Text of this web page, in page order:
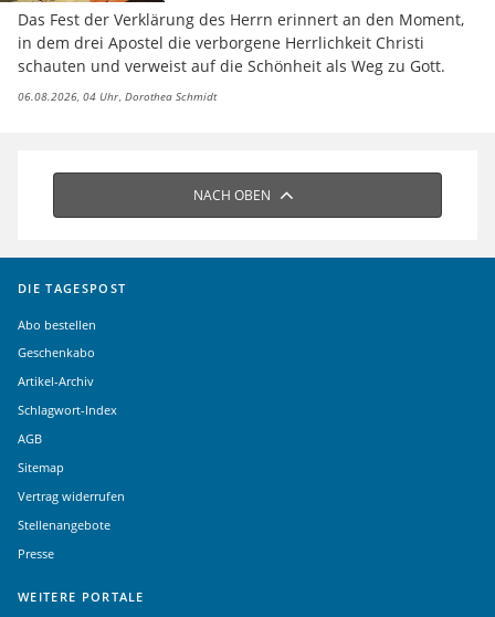
Das Fest der Verklärung des Herrn erinnert an den Moment,
in dem drei Apostel die verborgene Herrlichkeit Christi
schauten und verweist auf die Schönheit als Weg zu Gott.
06.08.2026, 04 Uhr Dorothea Schmidt
NACH OBEN
DIE TAGESPOST
Abo bestellen
Geschenkabo
Artikel-Archiv
Schlagwort-Index
AGB
Sitemap
Vertrag widerrufen
Stellenangebote
Presse
WEITERE PORTALE